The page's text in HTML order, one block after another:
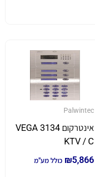
Palwintec
אינטרקום VEGA 3134
KTV / C
₪5,866 כולל מע"מ